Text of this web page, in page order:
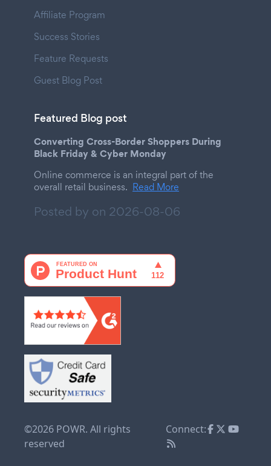
Affiliate Program
Success Stories
Feature Requests
Guest Blog Post
Featured Blog post
Converting Cross-Border Shoppers During
Black Friday & Cyber Monday
Online commerce is an integral part of the
overall retail business. Read More
Posted by on 2026-08-06
©2026 POWR. All rights
reserved
Connect: